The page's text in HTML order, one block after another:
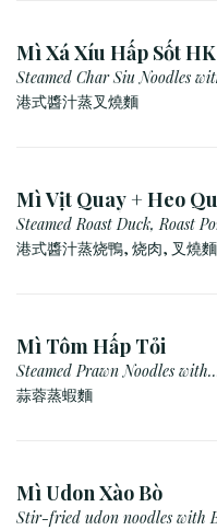
Mì Xá Xíu Hấp Sốt HK
Steamed Char Siu Noodles
Hong Kong Sauce
港式醬汁蒸叉燒麵
Mì Vịt Quay + Heo
+ Xá Xíu Hấp HK
Steamed Roast Duck, Roast
Char Siu Noodles with Hong
港式醬汁蒸烧鴨, 烧肉, 叉燒麵
Mì Tôm Hấp Tỏi
Steamed Prawn Noodles with
Garlic
蒜蓉蒸蝦麵
Mì Udon Xào Bò
Stir-fried udon noodles with